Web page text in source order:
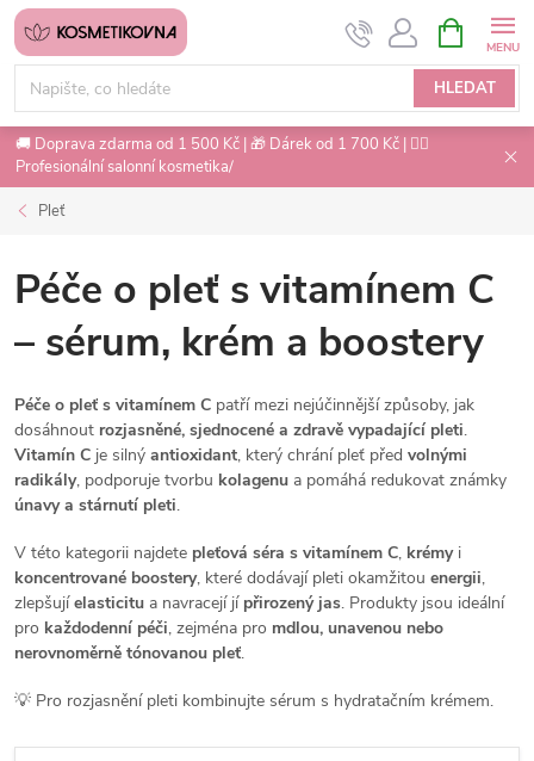
Přejít
obsah
HLEDAT
NÁKUPNÍ
KOŠÍK
🚚 Doprava zdarma od 1 500 Kč | 🎁 Dárek od 1 700 Kč | 💇‍♀️
Profesionální salonní kosmetika/
Pleť
Péče o pleť s vitamínem C
– sérum, krém a boostery
Péče o pleť s vitamínem C patří mezi nejúčinnější způsoby, jak
dosáhnout rozjasněné, sjednocené a zdravě vypadající pleti.
Vitamín C je silný antioxidant, který chrání pleť před volnými
radikály, podporuje tvorbu kolagenu a pomáhá redukovat známky
únavy a stárnutí pleti.
V této kategorii najdete pleťová séra s vitamínem C, krémyi
koncentrované boostery, které dodávají pleti okamžitou energii,
zlepšujíelasticitu a navracejí jí přirozený jas. Produkty jsou ideální
pro každodenní péči, zejména pro mdlou, unavenou nebo
nerovnoměrně tónovanou pleť.
💡 Pro rozjasnění pleti kombinujte sérum s hydratačním krémem.